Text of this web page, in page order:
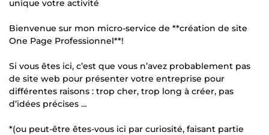
unique votre activité
Bienvenue sur mon micro-service de **création de site
One Page Professionnel**!
Si vous êtes ici, c’est que vous n’avez probablement pas
de site web pour présenter votre entreprise pour
différentes raisons : trop cher, trop long à créer, pas
d’idées précises …
*(ou peut-être êtes-vous ici par curiosité, faisant partie